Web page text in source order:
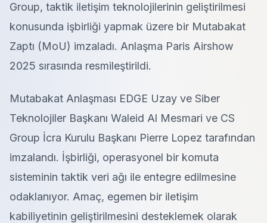
Group, taktik iletişim teknolojilerinin geliştirilmesi
konusunda işbirliği yapmak üzere bir Mutabakat
Zaptı (MoU) imzaladı. Anlaşma Paris Airshow
2025 sırasında resmileştirildi.
Mutabakat Anlaşması EDGE Uzay ve Siber
Teknolojiler Başkanı Waleid Al Mesmari ve CS
Group İcra Kurulu Başkanı Pierre Lopez tarafından
imzalandı. İşbirliği, operasyonel bir komuta
sisteminin taktik veri ağı ile entegre edilmesine
odaklanıyor. Amaç, egemen bir iletişim
kabiliyetinin geliştirilmesini desteklemek olarak